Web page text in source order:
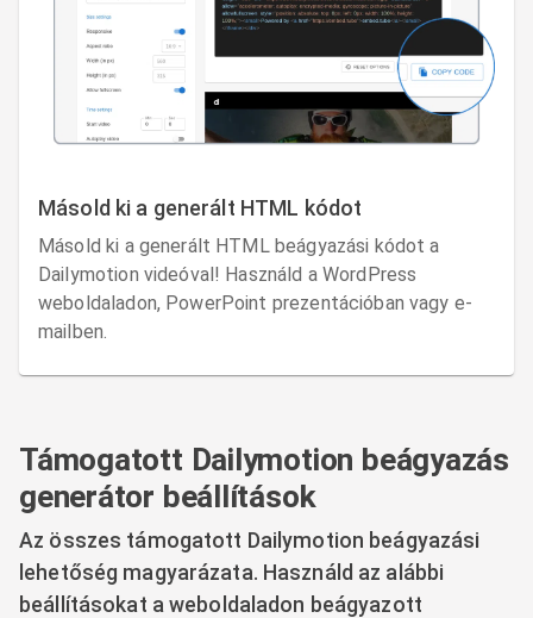
Másold ki a generált HTML kódot
Másold ki a generált HTML beágyazási kódot a
Dailymotion videóval! Használd a WordPress
weboldaladon, PowerPoint prezentációban vagy e-
mailben.
Támogatott Dailymotion beágyazás
generátor beállítások
Az összes támogatott Dailymotion beágyazási
lehetőség magyarázata. Használd az alábbi
beállításokat a weboldaladon beágyazott